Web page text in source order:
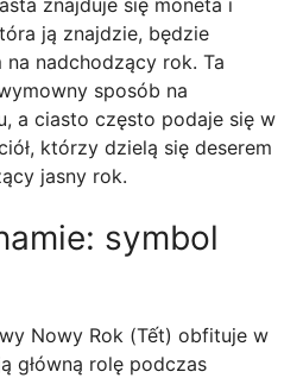
znajduje się moneta i
ją znajdzie, będzie
nadchodzący rok. Ta
sposób na
a ciasto często podaje się w
którzy dzielą się deserem
jasny rok.
symbol
Nowy Rok (Tết) obfituje w
główną rolę podczas